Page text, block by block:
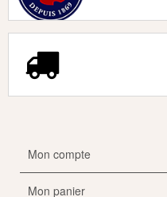
Mon compte
Mon panier